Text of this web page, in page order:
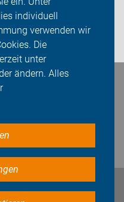
individuell
verwenden wir
Die
unter
ändern. Alles